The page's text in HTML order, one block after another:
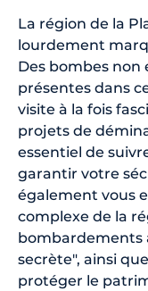
La région de la
lourdement
Des bombes non
présentes dans
visite à la fois
projets de
essentiel de
garantir votre
également vous
complexe de la
bombardements
secrète", ainsi
protéger le